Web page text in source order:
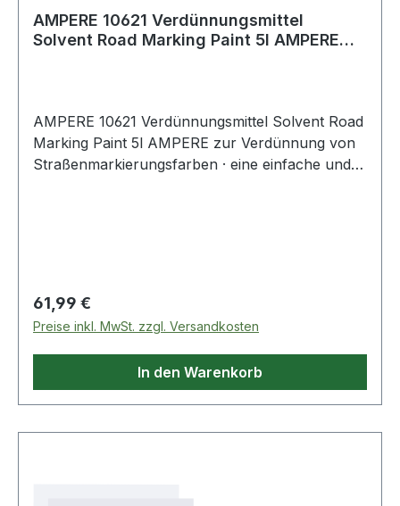
AMPERE 10621 Verdünnungsmittel
Solvent Road Marking Paint 5l AMPERE
AMPERE 10621 Verdünnungsmittel Solvent Road
Marking Paint 5l AMPERE zur Verdünnung von
Straßenmarkierungsfarben · eine einfache und
Regulärer Preis:
61,99 €
Preise inkl. MwSt. zzgl. Versandkosten
In den Warenkorb